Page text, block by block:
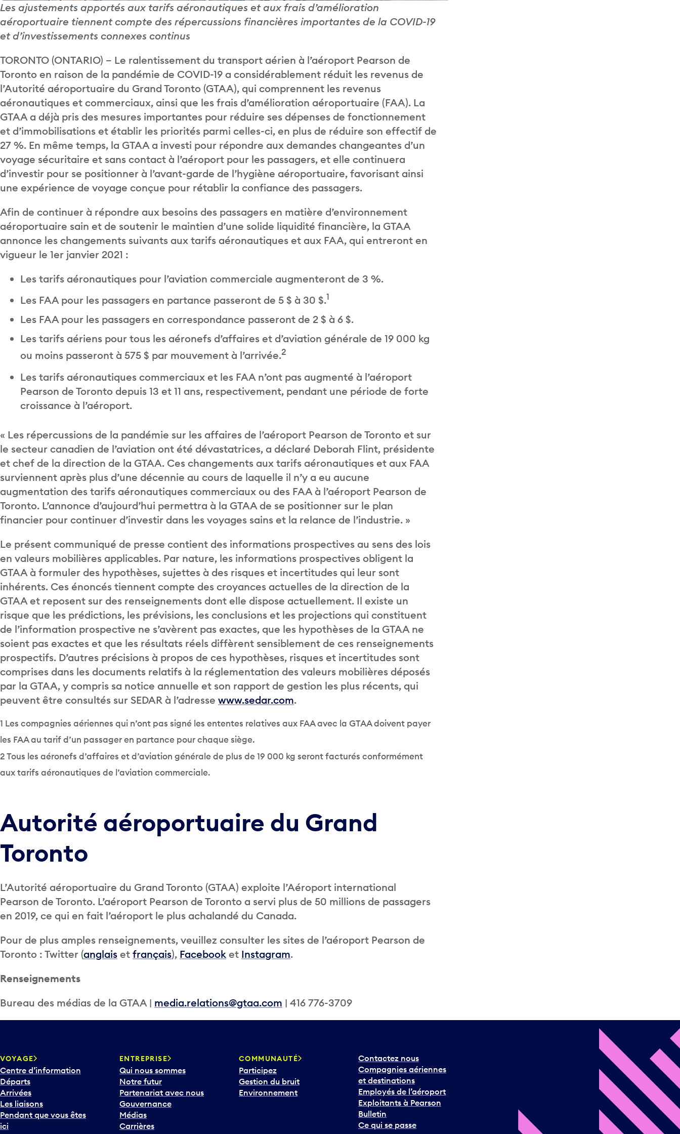
Les ajustements apportés aux tarifs aéronautiques et aux frais d’amélioration
aéroportuaire tiennent compte des répercussions financières importantes de la COVID-19
et d’investissements connexes continus
TORONTO (ONTARIO) – Le ralentissement du transport aérien à l’aéroport Pearson de
Toronto en raison de la pandémie de COVID-19 a considérablement réduit les revenus de
l’Autorité aéroportuaire du Grand Toronto (GTAA), qui comprennent les revenus
aéronautiques et commerciaux, ainsi que les frais d’amélioration aéroportuaire (FAA). La
GTAA a déjà pris des mesures importantes pour réduire ses dépenses de fonctionnement
et d’immobilisations et établir les priorités parmi celles-ci, en plus de réduire son effectif de
27 %. En même temps, la GTAA a investi pour répondre aux demandes changeantes d’un
voyage sécuritaire et sans contact à l’aéroport pour les passagers, et elle continuera
d’investir pour se positionner à l’avant-garde de l’hygiène aéroportuaire, favorisant ainsi
une expérience de voyage conçue pour rétablir la confiance des passagers.
Afin de continuer à répondre aux besoins des passagers en matière d’environnement
aéroportuaire sain et de soutenir le maintien d’une solide liquidité financière, la GTAA
annonce les changements suivants aux tarifs aéronautiques et aux FAA, qui entreront en
vigueur le 1er janvier 2021 :
Les tarifs aéronautiques pour l’aviation commerciale augmenteront de 3 %.
Les FAA pour les passagers en partance passeront de 5 $ à 30 $.1
Les FAA pour les passagers en correspondance passeront de 2 $ à 6 $.
Les tarifs aériens pour tous les aéronefs d’affaires et d’aviation générale de 19 000 kg
ou moins passeront à 575 $ par mouvement à l’arrivée.2
Les tarifs aéronautiques commerciaux et les FAA n’ont pas augmenté à l’aéroport
Pearson de Toronto depuis 13 et 11 ans, respectivement, pendant une période de forte
croissance à l’aéroport.
« Les répercussions de la pandémie sur les affaires de l’aéroport Pearson de Toronto et sur
le secteur canadien de l’aviation ont été dévastatrices, a déclaré Deborah Flint, présidente
et chef de la direction de la GTAA. Ces changements aux tarifs aéronautiques et aux FAA
surviennent après plus d’une décennie au cours de laquelle il n’y a eu aucune
augmentation des tarifs aéronautiques commerciaux ou des FAA à l’aéroport Pearson de
Toronto. L’annonce d’aujourd’hui permettra à la GTAA de se positionner sur le plan
financier pour continuer d’investir dans les voyages sains et la relance de l’industrie. »
Le présent communiqué de presse contient des informations prospectives au sens des lois
en valeurs mobilières applicables. Par nature, les informations prospectives obligent la
GTAA à formuler des hypothèses, sujettes à des risques et incertitudes qui leur sont
inhérents. Ces énoncés tiennent compte des croyances actuelles de la direction de la
GTAA et reposent sur des renseignements dont elle dispose actuellement. Il existe un
risque que les prédictions, les prévisions, les conclusions et les projections qui constituent
de l’information prospective ne s’avèrent pas exactes, que les hypothèses de la GTAA ne
soient pas exactes et que les résultats réels diffèrent sensiblement de ces renseignements
prospectifs. D’autres précisions à propos de ces hypothèses, risques et incertitudes sont
comprises dans les documents relatifs à la réglementation des valeurs mobilières déposés
par la GTAA, y compris sa notice annuelle et son rapport de gestion les plus récents, qui
peuvent être consultés sur SEDAR à l’adresse www.sedar.com.
1 Les compagnies aériennes qui n’ont pas signé les ententes relatives aux FAA avec la GTAA doivent payer
les FAA au tarif d’un passager en partance pour chaque siège.
2 Tous les aéronefs d’affaires et d’aviation générale de plus de 19 000 kg seront facturés conformément
aux tarifs aéronautiques de l’aviation commerciale.
Autorité aéroportuaire du Grand
Toronto
L’Autorité aéroportuaire du Grand Toronto (GTAA) exploite l’Aéroport international
Pearson de Toronto. L’aéroport Pearson de Toronto a servi plus de 50 millions de passagers
en 2019, ce qui en fait l’aéroport le plus achalandé du Canada.
Pour de plus amples renseignements, veuillez consulter les sites de l’aéroport Pearson de
Toronto : Twitter (anglais et français), Facebook et Instagram.
Renseignements
Bureau des médias de la GTAA | media.relations@gtaa.com | 416 776-3709
VOYAGE
Centre d’information
Départs
Arrivées
Les liaisons
Pendant que vous êtes
ici
ENTREPRISE
Qui nous sommes
Notre futur
Partenariat avec nous
Gouvernance
Médias
Carrières
COMMUNAUTÉ
Participez
Gestion du bruit
Environnement
Contactez nous
Compagnies aériennes
et destinations
Employés de l’aéroport
Exploitants à Pearson
Bulletin
Ce qui se passe